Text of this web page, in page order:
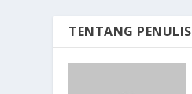
TENTANG PENULIS